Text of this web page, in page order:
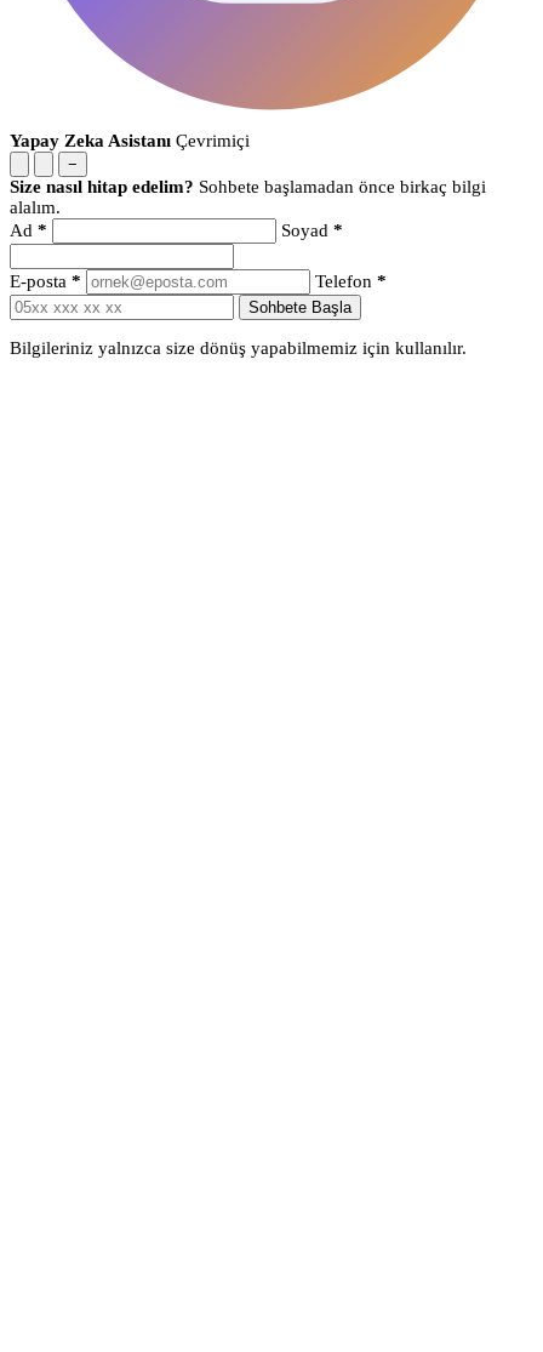
Yapay Zeka Asistanı Çevrimiçi
−
Size nasıl hitap edelim? Sohbete başlamadan önce birkaç bilgi
alalım.
Ad * Soyad *
E-posta * Telefon *
Sohbete Başla
Bilgileriniz yalnızca size dönüş yapabilmemiz için kullanılır.